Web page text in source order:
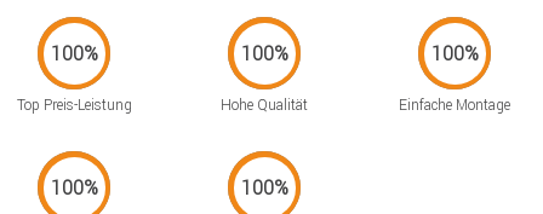
Top Preis-Leistung Hohe Qualität Einfache Montage